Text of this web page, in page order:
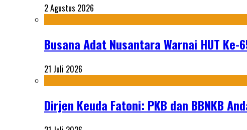
2 Agustus 2026
Busana Adat Nusantara Warnai HUT
21 Juli 2026
Dirjen Keuda Fatoni: PKB dan BBNKB